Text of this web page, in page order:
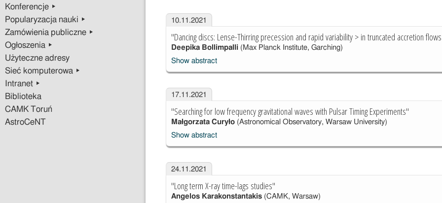
Konferencje ▸
Popularyzacja nauki ▸
Zamówienia publiczne ▸
Ogłoszenia ▸
Użyteczne adresy
Sieć komputerowa ▸
Intranet ▸
Biblioteka
CAMK Toruń
AstroCeNT
10.11.2021
"Dancing discs: Lense-Thirring precession and rapid variability > in truncated accretion
Deepika Bollimpalli(Max Planck Institute, Garching)
Show abstract
17.11.2021
"Searching for low frequency gravitational waves with Pulsar Timing Experiments"
Małgorzata Curyło(Astronomical Observatory, Warsaw University)
Show abstract
24.11.2021
"Long term X-ray time-lags studies"
Angelos Karakonstantakis(CAMK, Warsaw)